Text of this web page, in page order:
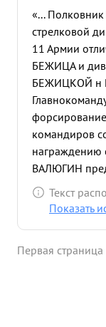
«...
стрелковой
11 Армии
БЕЖИЦА и
БЕЖИЦКОЙ н
командиров
награждению
ВАЛЮГИН
начальником
лейтенантов
железной
Текст
Показать
Первая страница